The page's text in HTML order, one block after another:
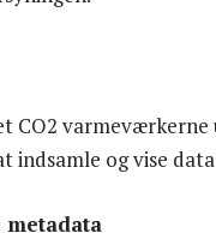
CO2
indsamle og vise
metadata